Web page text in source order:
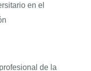
en el
de la